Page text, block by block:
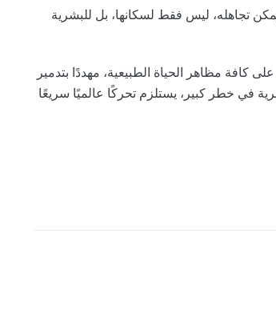
تجاهله، ليس فقط لسكانها، بل للبشرية
كافة مظاهر الحياة الطبيعية، مهددًا بتدمير
في خطر كبير، يستلزم تحركًا عالميًا سريعًا